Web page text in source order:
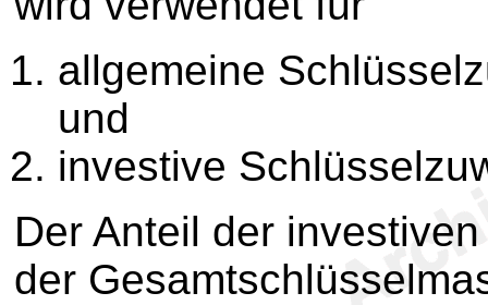
allgemeine
und
investive
Der Anteil der
der